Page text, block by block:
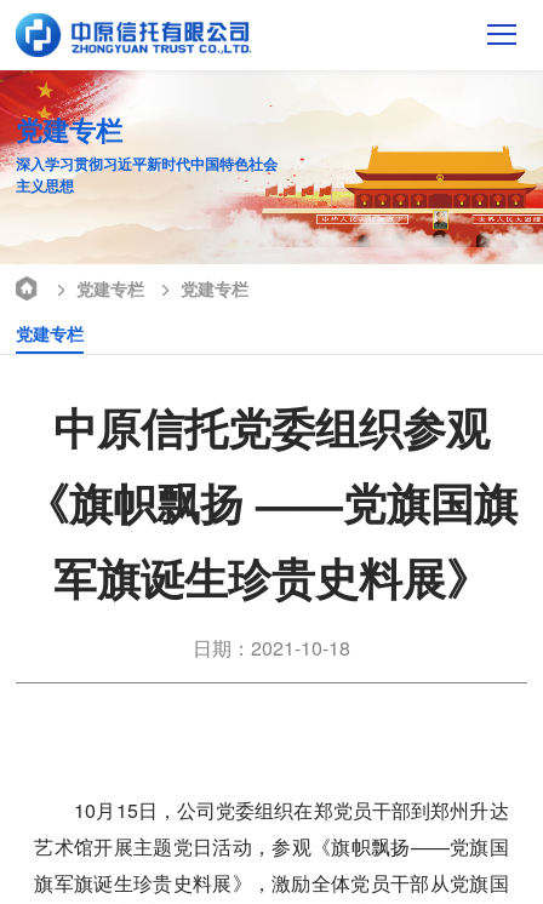
党建专栏
深入学习贯彻习近平新时代中国特色社会
主义思想
党建专栏
党建专栏
党建专栏
中原信托党委组织参观
《旗帜飘扬 ——党旗国旗
军旗诞生珍贵史料展》
日期：2021-10-18
10月15日，公司党委组织在郑党员干部到郑州升达
艺术馆开展主题党日活动，参观《旗帜飘扬——党旗国
旗军旗诞生珍贵史料展》，激励全体党员干部从党旗国